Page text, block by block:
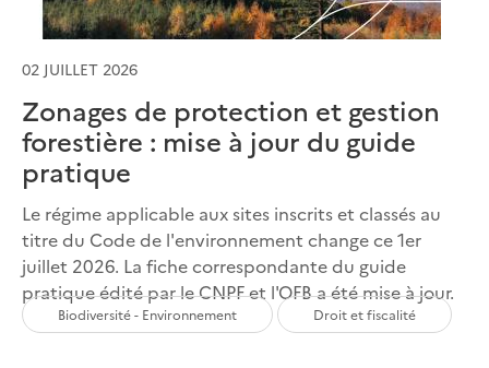
02 JUILLET 2026
Zonages de protection et gestion
forestière : mise à jour du guide
pratique
Le régime applicable aux sites inscrits et classés au
titre du Code de l'environnement change ce 1er
juillet 2026. La fiche correspondante du guide
pratique édité par le CNPF et l'OFB a été mise à jour.
Biodiversité - Environnement Droit et fiscalité